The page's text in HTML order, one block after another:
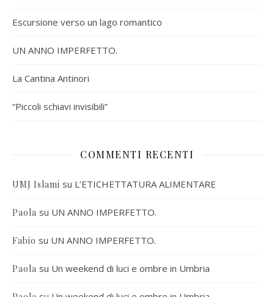
Escursione verso un lago romantico
UN ANNO IMPERFETTO.
La Cantina Antinori
“Piccoli schiavi invisibili”
COMMENTI RECENTI
UMJ Islami su L’ETICHETTATURA ALIMENTARE
Paola su UN ANNO IMPERFETTO.
Fabio su UN ANNO IMPERFETTO.
Paola su Un weekend di luci e ombre in Umbria